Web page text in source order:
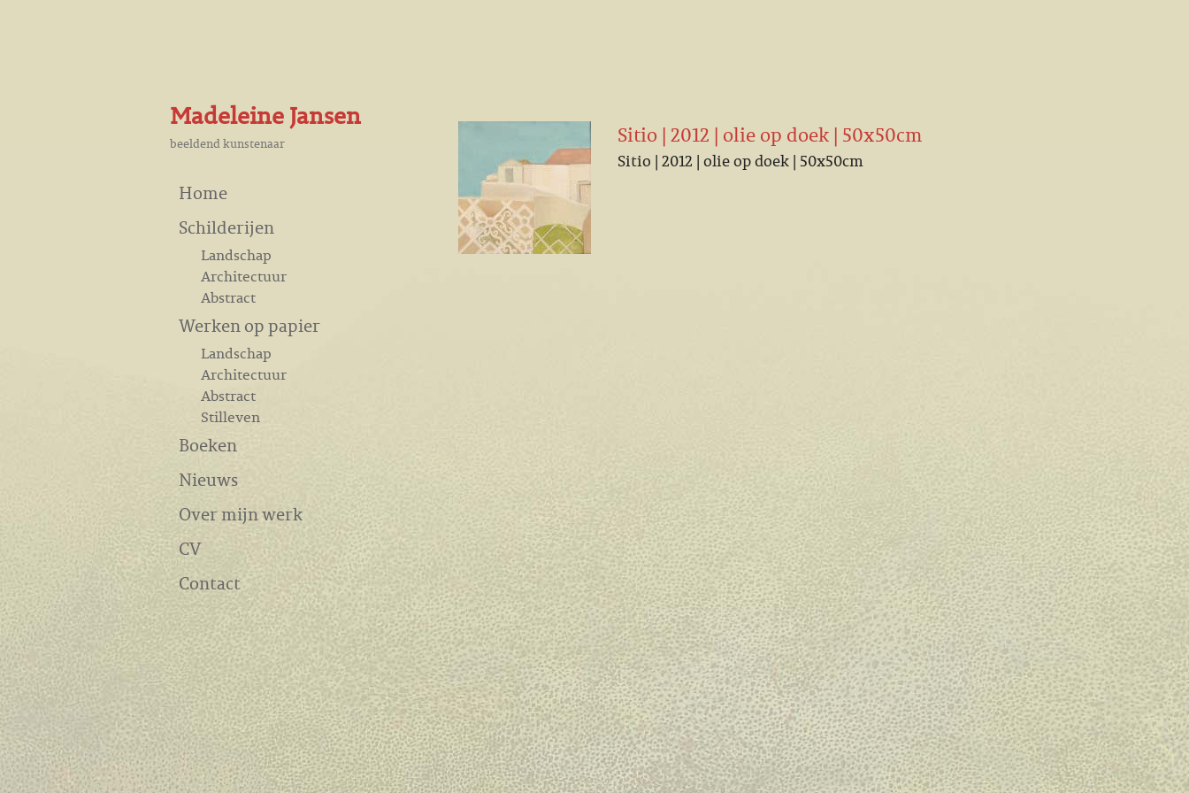
Sitio | 2012 | olie op doek | 50x50cm
Sitio | 2012 | olie op doek | 50x50cm
Madeleine Jansen
beeldend kunstenaar
Home
Schilderijen
Landschap
Architectuur
Abstract
Werken op papier
Landschap
Architectuur
Abstract
Stilleven
Boeken
Nieuws
Over mijn werk
CV
Contact